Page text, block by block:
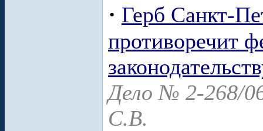
· Герб Санкт-
противоречит
Дело № 2-268/
С.В.